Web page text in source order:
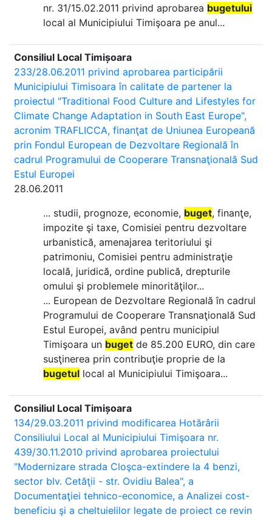
nr. 31/15.02.2011 privind aprobarea bugetului
local al Municipiului Timişoara pe anul...
Consiliul Local Timișoara
233/28.06.2011 privind aprobarea participării
Municipiului Timisoara în calitate de partener la
proiectul "Traditional Food Culture and Lifestyles for
Climate Change Adaptation in South East Europe",
acronim TRAFLICCA, finanţat de Uniunea Europeană
prin Fondul European de Dezvoltare Regională în
cadrul Programului de Cooperare Transnaţională Sud
Estul Europei
28.06.2011
... studii, prognoze, economie, buget, finanţe,
impozite şi taxe, Comisiei pentru dezvoltare
urbanistică, amenajarea teritoriului şi
patrimoniu, Comisiei pentru administraţie
locală, juridică, ordine publică, drepturile
omului şi problemele minorităţilor...
... European de Dezvoltare Regională în cadrul
Programului de Cooperare Transnaţională Sud
Estul Europei, având pentru municipiul
Timişoara un buget de 85.200 EURO, din care
susţinerea prin contribuţie proprie de la
bugetul local al Municipiului Timişoara...
Consiliul Local Timișoara
134/29.03.2011 privind modificarea Hotărârii
Consiliului Local al Municipiului Timişoara nr.
439/30.11.2010 privind aprobarea proiectului
"Modernizare strada Cloşca-extindere la 4 benzi,
sector blv. Cetăţii - str. Ovidiu Balea", a
Documentaţiei tehnico-economice, a Analizei cost-
beneficiu şi a cheltuielilor legate de proiect ce revin